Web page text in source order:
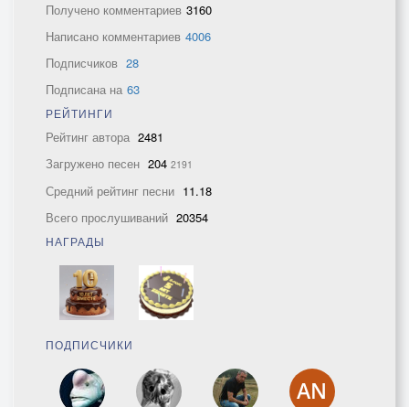
Получено комментариев 3160
Написано комментариев 4006
Подписчиков 28
Подписана на 63
РЕЙТИНГИ
Рейтинг автора 2481
Загружено песен 204 2191
Средний рейтинг песни 11.18
Всего прослушиваний 20354
НАГРАДЫ
ПОДПИСЧИКИ